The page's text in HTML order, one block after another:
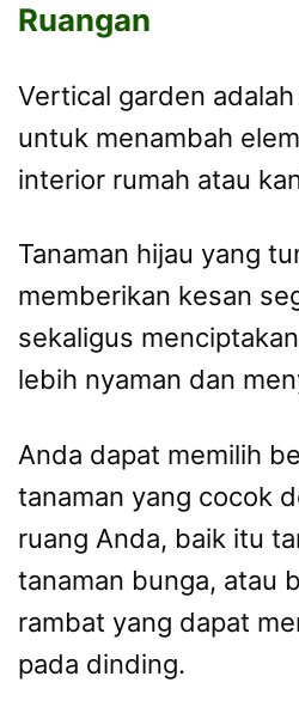
Ruangan
Vertical garden
untuk menambah
interior rumah atau
Tanaman hijau yang
memberikan kesan
sekaligus
lebih nyaman dan
Anda dapat memilih
tanaman yang cocok
ruang Anda, baik itu
tanaman bunga, atau
rambat yang dapat
pada dinding.